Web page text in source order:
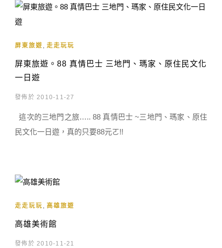
屏東旅遊 走走玩玩
屏東旅遊。88 真情巴士 三地門、瑪家、原住民文化
一日遊
發佈於 2010-11-27
這次的三地門之旅….. 88 真情巴士 ~三地門、瑪家、原住
民文化一日遊，真的只要88元ㄛ!!
走走玩玩 高雄旅遊
高雄美術館
發佈於 2010-11-21